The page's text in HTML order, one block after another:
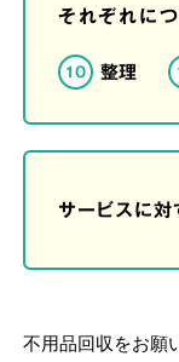
それぞれに
10 整理
サービスに
不用品回収をお願